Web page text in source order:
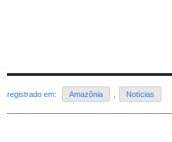
registrado em: Amazônia , Notícias